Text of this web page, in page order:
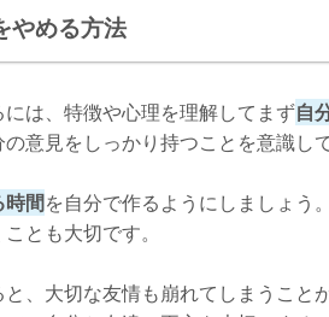
やめる方法
は、特徴や心理を理解してまず自
意見をしっかり持つことを意識し
時間を自分で作るようにしましょう
とも大切です。
、大切な友情も崩れてしまうこと